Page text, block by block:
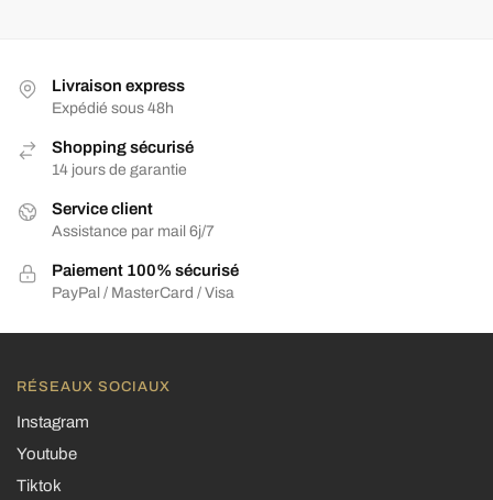
Livraison express
Expédié sous 48h
Shopping sécurisé
14 jours de garantie
Service client
Assistance par mail 6j/7
Paiement 100% sécurisé
PayPal / MasterCard / Visa
RÉSEAUX SOCIAUX
Instagram
Youtube
Tiktok